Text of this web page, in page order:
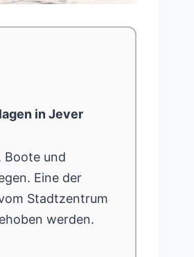
in Jever
und
Eine der
Stadtzentrum
werden.